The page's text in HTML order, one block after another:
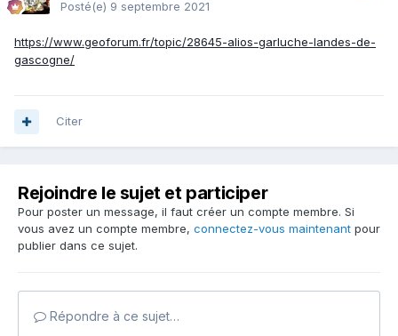
Posté(e) 9 septembre 2021
https://www.geoforum.fr/topic/28645-alios-garluche-landes-de-
gascogne/
Citer
Rejoindre le sujet et participer
Pour poster un message, il faut créer un compte membre. Si
vous avez un compte membre, connectez-vous maintenant pour
publier dans ce sujet.
Répondre à ce sujet…